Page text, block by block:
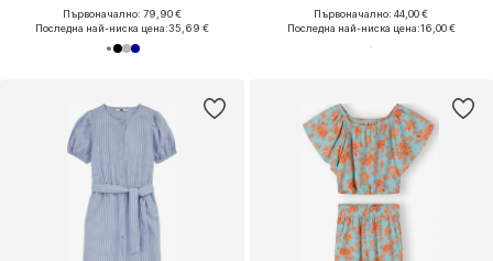
Първоначално: 79,90 €
Последна най-ниска цена:35,69 €
Първоначално: 44,00 €
Последна най-ниска цена:16,00 €